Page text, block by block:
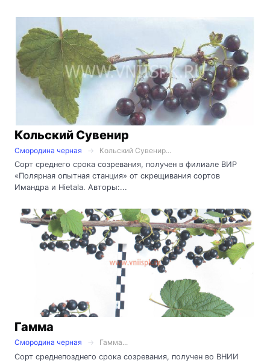
Кольский Сувенир
Смородина черная
Кольский Сувенир...
Сорт среднего срока созревания, получен в филиале ВИР
«Полярная опытная станция» от скрещивания сортов
Имандра и Hietala. Авторы:...
Гамма
Смородина черная
Гамма...
Сорт среднепозднего срока созревания, получен во ВНИИ